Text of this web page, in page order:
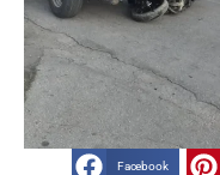
Facebook